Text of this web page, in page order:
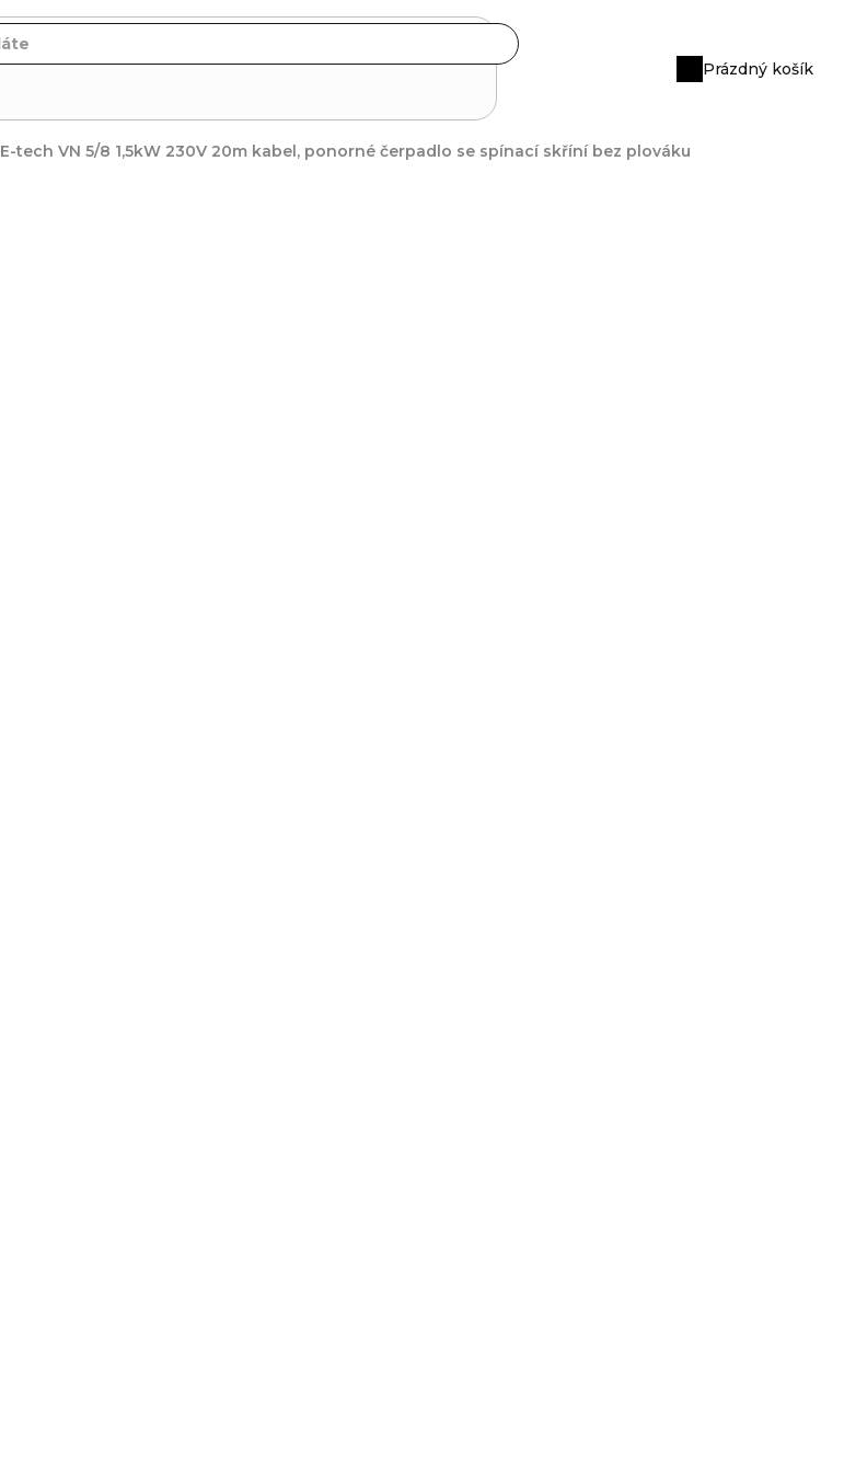
Nákupní
Prázdný košík
E-tech VN 5/8 1,5kW 230V 20m kabel, ponorné čerpadlo se spínací skříní bez plováku